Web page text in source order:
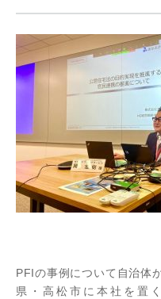
PFIの事例について自治体
県・高松市に本社を置く